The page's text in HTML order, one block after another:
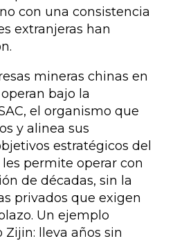
con una consistencia
extranjeras han
mineras chinas en
bajo la
el organismo que
y alinea sus
estratégicos del
permite operar con
de décadas, sin la
privados que exigen
Un ejemplo
lleva años sin